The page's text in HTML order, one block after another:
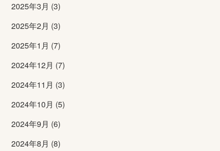
2025年3月 (3)
2025年2月 (3)
2025年1月 (7)
2024年12月 (7)
2024年11月 (3)
2024年10月 (5)
2024年9月 (6)
2024年8月 (8)